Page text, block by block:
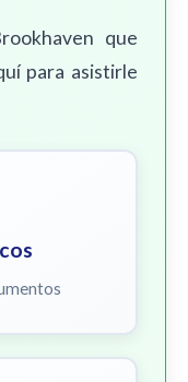
que
para asistirle